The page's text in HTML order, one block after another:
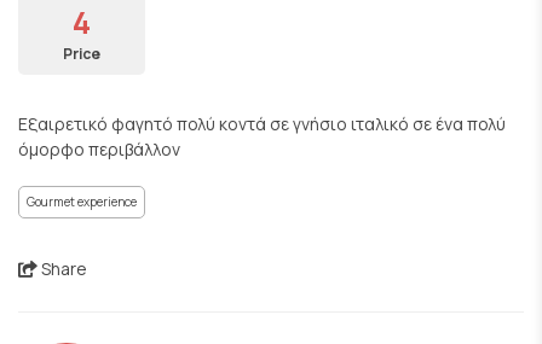
4
Price
Εξαιρετικό φαγητό πολύ κοντά σε γνήσιο ιταλικό σε ένα πολύ
όμορφο περιβάλλον
Gourmet experience
Share